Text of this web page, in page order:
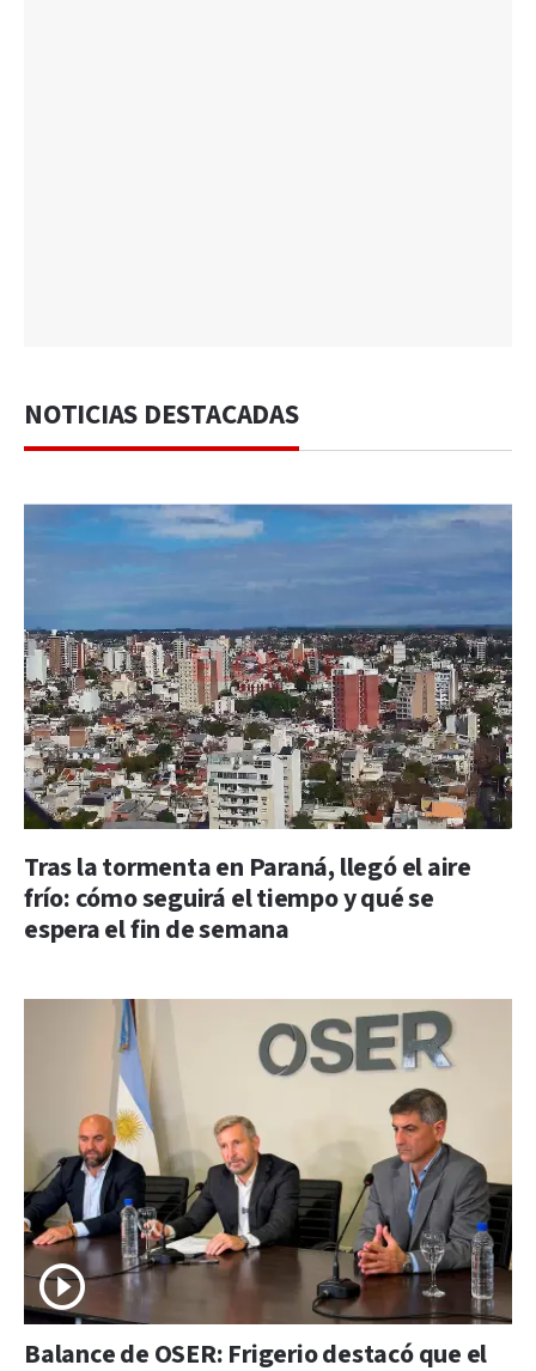
NOTICIAS DESTACADAS
Tras la tormenta en Paraná, llegó el aire
frío: cómo seguirá el tiempo y qué se
espera el fin de semana
Balance de OSER: Frigerio destacó que el